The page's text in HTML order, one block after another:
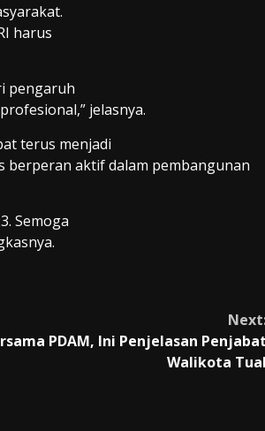
harus
pengaruh
jelasnya.
terus menjadi
berperan aktif dalam pembangunan
Semoga
PDAM, Ini Penjelasan
Walikota Tual